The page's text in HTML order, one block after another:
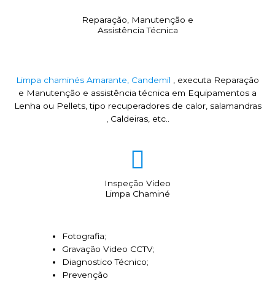
Reparação, Manutenção e
Assistência Técnica
Limpa chaminés Amarante, Candemil , executa Reparação
e Manutenção e assistência técnica em Equipamentos a
Lenha ou Pellets, tipo recuperadores de calor, salamandras
, Caldeiras, etc..
Inspeção Video
Limpa Chaminé
Fotografia;
Gravação Video CCTV;
Diagnostico Técnico;
Prevenção